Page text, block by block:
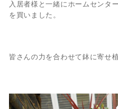
入居者様と一緒にホームセンタ
を買いました。
皆さんの力を合わせて鉢に寄せ